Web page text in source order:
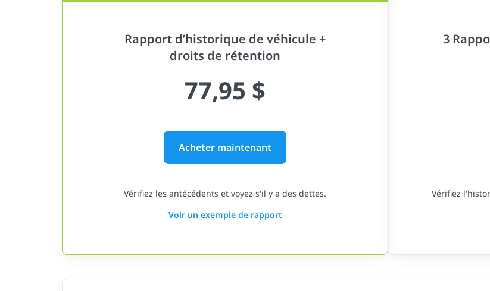
Rapport d’historique de véhicule +
droits de rétention
77,95 $
Acheter maintenant
Vérifiez les antécédents et voyez s'il y a des dettes.
Voir un exemple de rapport
3
Vérifiez